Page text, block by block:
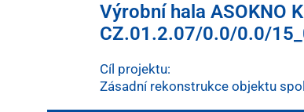
Výrobní hala ASOKNO
CZ.01.2.07/0.0/0.0/
Cíl projektu:
Zásadní rekonstrukce objektu